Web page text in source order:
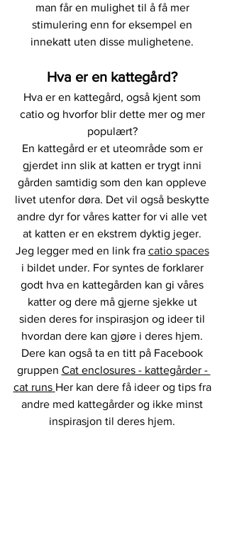
man får en mulighet til å få mer
stimulering enn for eksempel en
innekatt uten disse mulighetene.
Hva er en kattegård?
Hva er en kattegård, også kjent som
catio og hvorfor blir dette mer og mer
populært?
En kattegård er et uteområde som er
gjerdet inn slik at katten er trygt inni
gården samtidig som den kan oppleve
livet utenfor døra. Det vil også beskytte
andre dyr for våres katter for vi alle vet
at katten er en ekstrem dyktig jeger.
Jeg legger med en link fra catio spaces
i bildet under. For syntes de forklarer
godt hva en kattegården kan gi våres
katter og dere må gjerne sjekke ut
siden deres for inspirasjon og ideer til
hvordan dere kan gjøre i deres hjem.
Dere kan også ta en titt på Facebook
gruppen Cat enclosures - kattegårder -
cat runs Her kan dere få ideer og tips fra
andre med kattegårder og ikke minst
inspirasjon til deres hjem.